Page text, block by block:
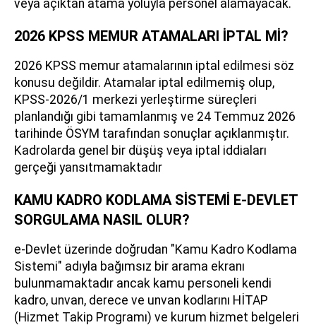
veya açıktan atama yoluyla personel alamayacak.
2026 KPSS MEMUR ATAMALARI İPTAL Mİ?
2026 KPSS memur atamalarının iptal edilmesi söz
konusu değildir. Atamalar iptal edilmemiş olup,
KPSS-2026/1 merkezi yerleştirme süreçleri
planlandığı gibi tamamlanmış ve 24 Temmuz 2026
tarihinde ÖSYM tarafından sonuçlar açıklanmıştır.
Kadrolarda genel bir düşüş veya iptal iddiaları
gerçeği yansıtmamaktadır
KAMU KADRO KODLAMA SİSTEMİ E-DEVLET
SORGULAMA NASIL OLUR?
e-Devlet üzerinde doğrudan "Kamu Kadro Kodlama
Sistemi" adıyla bağımsız bir arama ekranı
bulunmamaktadır ancak kamu personeli kendi
kadro, unvan, derece ve unvan kodlarını HİTAP
(Hizmet Takip Programı) ve kurum hizmet belgeleri